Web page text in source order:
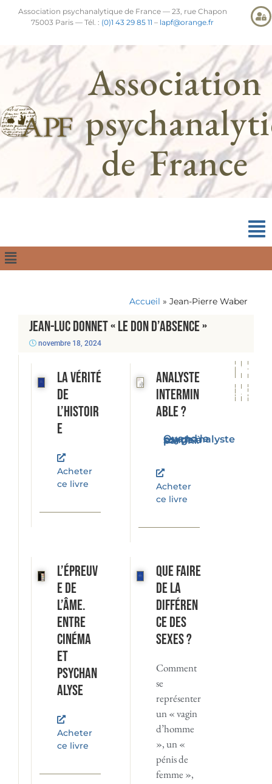
Association psychanalytique de France — 23, rue Chapon
75003 Paris — Tél. : (0)1 43 29 85 11 – lapf@orange.fr
Association
de France
Accueil » Jean-Pierre Waber
Jean-Luc Donnet « Le don d’absence »
novembre 18, 2024
La vérité
de
l’histoir
e
Acheter
ce livre
Analyste
intermin
able ?
Quand le psychanalyste songe à partir...
Acheter
ce livre
L’Épreuv
e de
l’âme.
Entre
cinéma
et
psychan
alyse
Acheter
ce livre
Que faire
de la
différen
ce des
sexes ?
Comment
se
représenter
un « vagin
d’homme
», un «
pénis de
femme »,